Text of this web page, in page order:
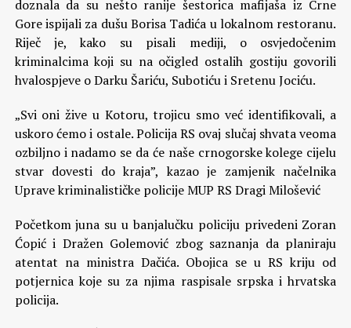
doznala da su nešto ranije šestorica mafijaša iz Crne
Gore ispijali za dušu Borisa Tadića u lokalnom restoranu.
Riječ je, kako su pisali mediji, o osvjedočenim
kriminalcima koji su na očigled ostalih gostiju govorili
hvalospjeve o Darku Šariću, Subotiću i Sretenu Jociću.
„Svi oni žive u Kotoru, trojicu smo već identifikovali, a
uskoro ćemo i ostale. Policija RS ovaj slučaj shvata veoma
ozbiljno i nadamo se da će naše crnogorske kolege cijelu
stvar dovesti do kraja”, kazao je zamjenik načelnika
Uprave kriminalističke policije MUP RS Dragi Milošević
Početkom juna su u banjalučku policiju privedeni Zoran
Ćopić i Dražen Golemović zbog saznanja da planiraju
atentat na ministra Dačića. Obojica se u RS kriju od
potjernica koje su za njima raspisale srpska i hrvatska
policija.